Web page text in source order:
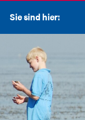
Sie sind hier: